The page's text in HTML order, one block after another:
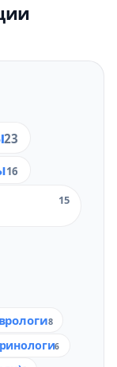
23
16
15
8
6